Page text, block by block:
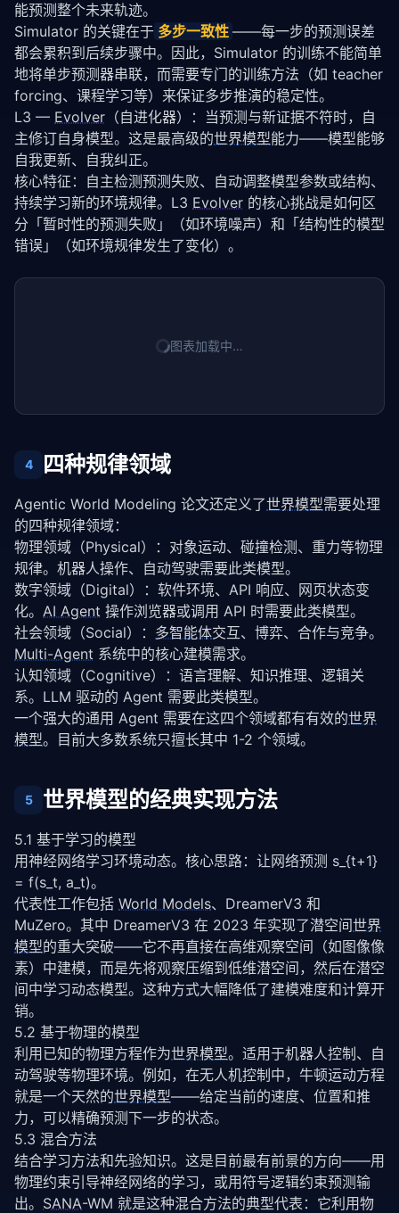
能预测整个未来轨迹。
Simulator 的关键在于 多步一致性 ——每一步的预测误差
都会累积到后续步骤中。因此，Simulator 的训练不能简单
地将单步预测器串联，而需要专门的训练方法（如 teacher
forcing、课程学习等）来保证多步推演的稳定性。
L3 — Evolver （自进化器）：当预测与新证据不符时，自
主修订自身模型。这是最高级的世界模型能力——模型能够
自我更新、自我纠正。
核心特征：自主检测预测失败、自动调整模型参数或结构、
持续学习新的环境规律。L3 Evolver 的核心挑战是如何区
分「暂时性的预测失败」（如环境噪声）和「结构性的模型
错误」（如环境规律发生了变化）。
图表加载中…
4 四种规律领域
Agentic World Modeling 论文还定义了世界模型需要处理
的四种规律领域：
物理领域（Physical）：对象运动、碰撞检测、重力等物理
规律。机器人操作、自动驾驶需要此类模型。
数字领域（Digital）：软件环境、API 响应、网页状态变
化。 AI Agent 操作浏览器或调用 API 时需要此类模型。
社会领域（Social）： 多智能体交互、博弈、合作与竞争。
Multi-Agent 系统中的核心建模需求。
认知领域（Cognitive）：语言理解、知识推理、逻辑关
系。LLM 驱动的 Agent 需要此类模型。
一个强大的通用 Agent 需要在这四个领域都有有效的世界
模型。目前大多数系统只擅长其中 1-2 个领域。
5 世界模型的经典实现方法
5.1 基于学习的模型
用神经网络学习环境动态。核心思路：让网络预测 s_{t+1}
= f(s_t, a_t)。
代表性工作包括 World Models、DreamerV3 和
MuZero。其中 DreamerV3 在 2023 年实现了潜空间世界
模型的重大突破——它不再直接在高维观察空间（如图像像
素）中建模，而是先将观察压缩到低维潜空间，然后在潜空
间中学习动态模型。这种方式大幅降低了建模难度和计算开
销。
5.2 基于物理的模型
利用已知的物理方程作为世界模型。适用于机器人控制、自
动驾驶等物理环境。例如，在无人机控制中，牛顿运动方程
就是一个天然的世界模型——给定当前的速度、位置和推
力，可以精确预测下一步的状态。
5.3 混合方法
结合学习方法和先验知识。这是目前最有前景的方向——用
物理约束引导神经网络的学习，或用符号逻辑约束预测输
出。 SANA-WM 就是这种混合方法的典型代表：它利用物